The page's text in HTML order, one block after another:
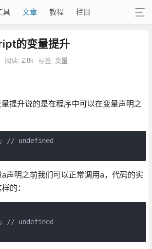
具 文章 教程 栏目
的变量提升
阅读: 2.8k 标签: 变量
提升说的是在程序中可以在变量声明之
// undefined
声明之前我们可以正常调用a，代码的实
的：
// undefined